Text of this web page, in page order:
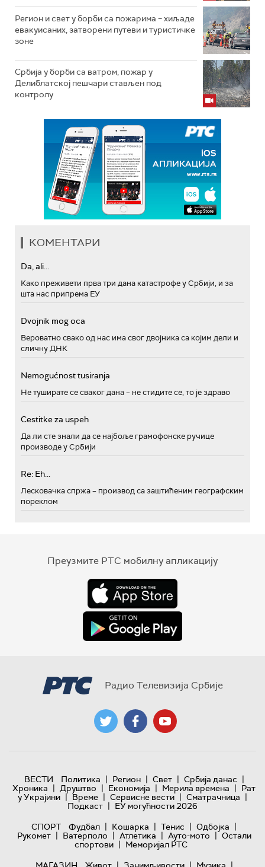
Регион и свет у борби са пожарима – хиљаде
евакуисаних, затворени путеви и туристичке
зоне
Србија у борби са ватром, пожар у
Делиблатској пешчари стављен под
контролу
КОМЕНТАРИ
Da, ali...
Како преживети прва три дана катастрофе у Србији, и за
шта нас припрема ЕУ
Dvojnik mog oca
Вероватно свако од нас има свог двојника са којим дели и
сличну ДНК
Nemogućnost tusiranja
Не туширате се сваког дана – не стидите се, то је здраво
Cestitke za uspeh
Да ли сте знали да се најбоље грамофонске ручице
производе у Србији
Re: Eh...
Лесковачка спржа – производ са заштићеним географским
пореклом
Преузмите РТС мобилну апликацију
Радио Телевизија Србије
ВЕСТИ Политика | Регион | Свет | Србија данас |
Хроника | Друштво | Економија | Мерила времена | Рат
у Украјини | Време | Сервисне вести | Сматрачница |
Подкаст | ЕУ могућности 2026
СПОРТ
Фудбал | Кошарка | Тенис | Одбојка |
Рукомет | Ватерполо | Атлетика | Ауто-мото | Остали
спортови | Меморијал РТС